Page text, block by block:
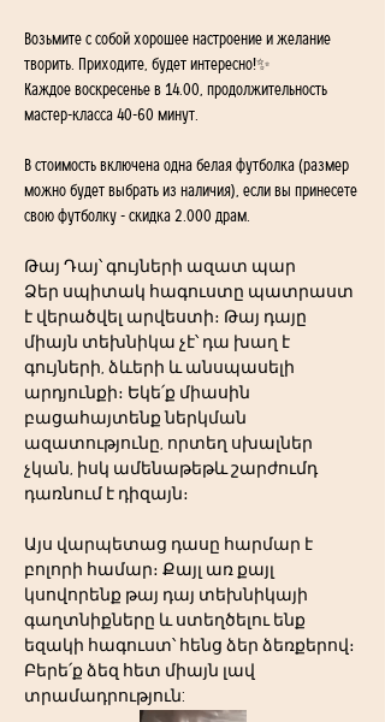
Возьмите с собой хорошее настроение и желание
творить. Приходите, будет интересно!✨
Каждое воскресенье в 14.00, продолжительность
мастер-класса 40-60 минут.
В стоимость включена одна белая футболка (размер
можно будет выбрать из наличия), если вы принесете
свою футболку - скидка 2.000 драм.
Թայ Դայ՝ գույների ազատ պար
Ձեր սպիտակ հագուստը պատրաստ
է վերածվել արվեստի։ Թայ դայը
միայն տեխնիկա չէ՝ դա խաղ է
գույների, ձևերի և անսպասելի
արդյունքի։ Եկե՛ք միասին
բացահայտենք ներկման
ազատությունը, որտեղ սխալներ
չկան, իսկ ամենաթեթև շարժումդ
դառնում է դիզայն։
Այս վարպետաց դասը հարմար է
բոլորի համար։ Քայլ առ քայլ
կսովորենք թայ դայ տեխնիկայի
գաղտնիքները և ստեղծելու ենք
եզակի հագուստ՝ հենց ձեր ձեռքերով։
Բերե՛ք ձեզ հետ միայն լավ
տրամադրություն: